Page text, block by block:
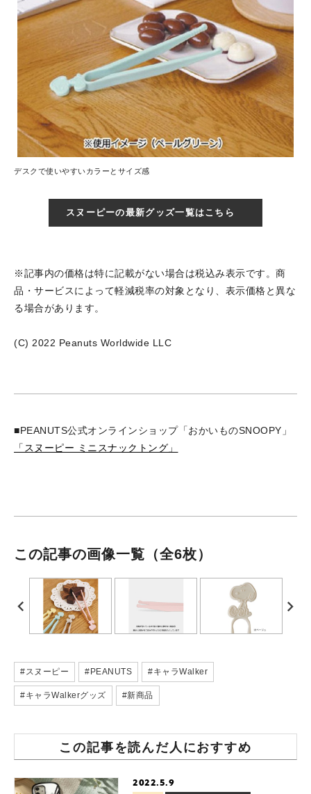
デスクで使いやすいカラーとサイズ感
スヌーピーの最新グッズ一覧はこちら
※記事内の価格は特に記載がない場合は税込み表示です。商
品・サービスによって軽減税率の対象となり、表示価格と異な
る場合があります。
(C) 2022 Peanuts Worldwide LLC
■PEANUTS公式オンラインショップ「おかいものSNOOPY」
「スヌーピー ミニスナックトング」
この記事の画像一覧 （全6枚）
#スヌーピー #PEANUTS #キャラWalker
#キャラWalkerグッズ #新商品
この記事を読んだ人におすすめ
2022.5.9